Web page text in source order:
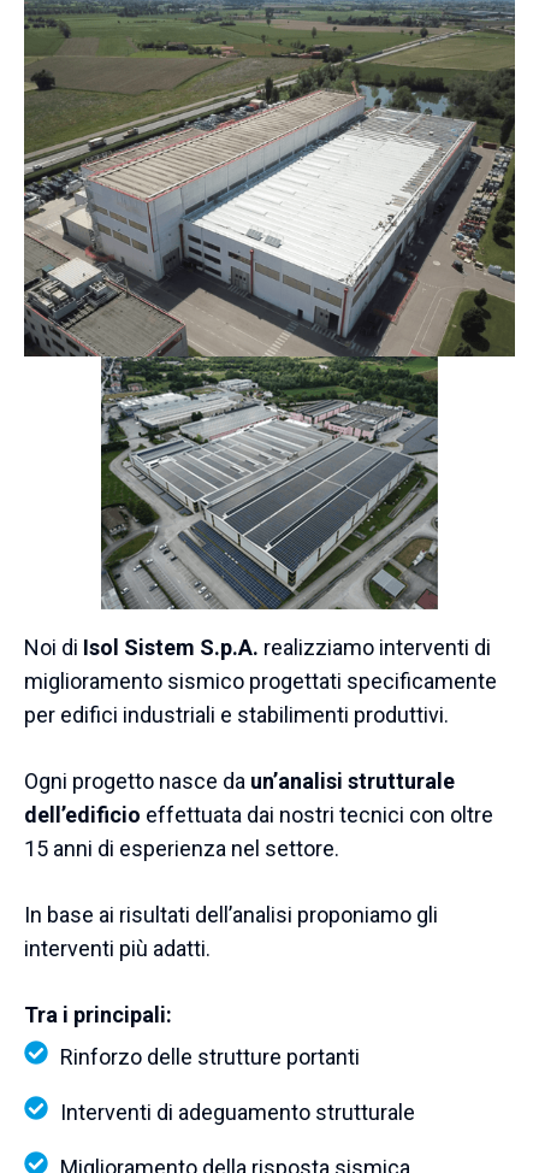
Noi di Isol Sistem S.p.A. realizziamo interventi di
miglioramento sismico progettati specificamente
per edifici industriali e stabilimenti produttivi.
Ogni progetto nasce da un’analisi strutturale
dell’edificio effettuata dai nostri tecnici con oltre
15 anni di esperienza nel settore.
In base ai risultati dell’analisi proponiamo gli
interventi più adatti.
Tra i principali:
Rinforzo delle strutture portanti
Interventi di adeguamento strutturale
Miglioramento della risposta sismica